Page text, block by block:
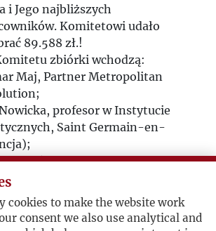
i Jego najbliższych
Komitetowi udało
89.588 zł.!
zbiórki wchodzą:
Maj, Partner Metropolitan
profesor w Instytucie
Saint Germain-en-
Nowicki, Prezes Zarządu
Sikora, Prezes Fundacji
A. Zakrzewski, Partner
cookies to make the website work
consent we also use analytical and